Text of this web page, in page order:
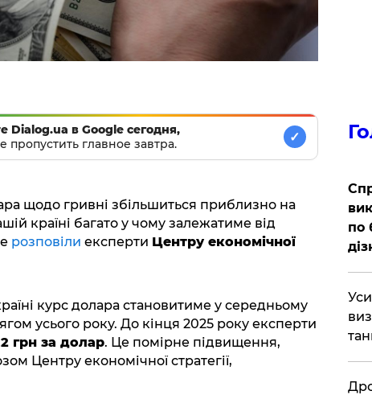
Dialog.ua в Google сегодня,
пропустить главное завтра.
✓
щодо гривні збільшиться приблизно на
країні багато у чому залежатиме від
розповіли експерти Центру економічної
курс долара становитиме у середньому
усього року. До кінця 2025 року експерти
грн за долар. Це помірне підвищення,
Центру економічної стратегії,
по